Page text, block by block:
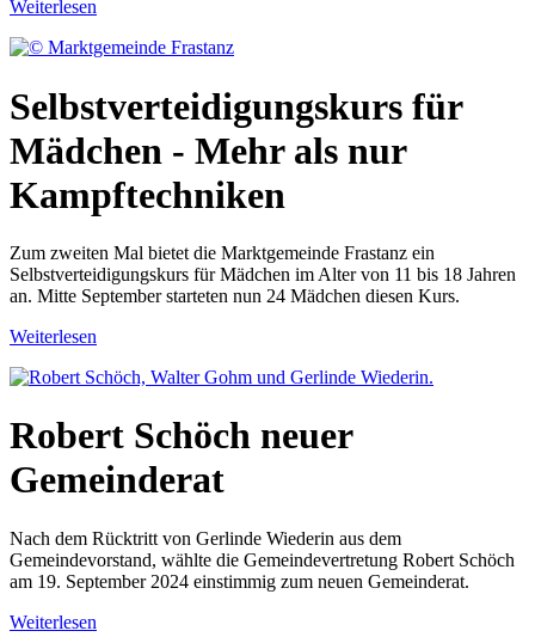
Weiterlesen
Selbstverteidigungskurs für
Mädchen - Mehr als nur
Kampftechniken
Zum zweiten Mal bietet die Marktgemeinde Frastanz ein
Selbstverteidigungskurs für Mädchen im Alter von 11 bis 18 Jahren
an. Mitte September starteten nun 24 Mädchen diesen Kurs.
Weiterlesen
Robert Schöch neuer
Gemeinderat
Nach dem Rücktritt von Gerlinde Wiederin aus dem
Gemeindevorstand, wählte die Gemeindevertretung Robert Schöch
am 19. September 2024 einstimmig zum neuen Gemeinderat.
Weiterlesen